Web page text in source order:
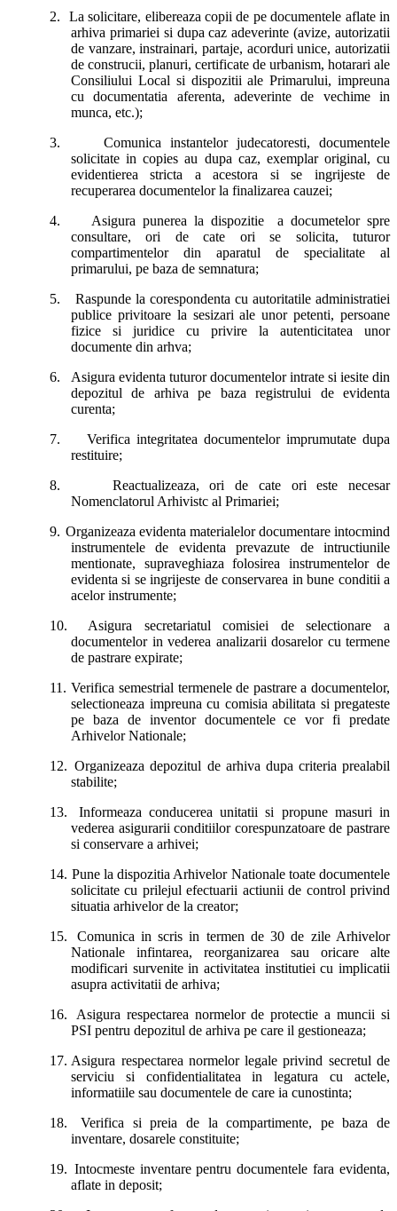
2.
La solicitare, elibereaza copii de pe documentele aflate in
arhiva primariei si dupa caz adeverinte (avize, autorizatii
de vanzare, instrainari, partaje, acorduri unice, autorizatii
de construcii, planuri, certificate de urbanism, hotarari ale
Consiliului Local si dispozitii ale Primarului, impreuna
cu documentatia aferenta, adeverinte de vechime in
munca, etc.);
3.
Comunica instantelor judecatoresti, documentele
solicitate in copies au dupa caz, exemplar original, cu
evidentierea stricta a acestora si se ingrijeste de
recuperarea documentelor la finalizarea cauzei;
4.
Asigura punerea la dispozitie
a documetelor spre
consultare, ori de cate ori se solicita, tuturor
compartimentelor din aparatul de specialitate al
primarului, pe baza de semnatura;
5.
Raspunde la corespondenta cu autoritatile administratiei
publice privitoare la sesizari ale unor petenti, persoane
fizice si juridice cu privire la autenticitatea unor
documente din arhva;
6.
Asigura evidenta tuturor documentelor intrate si iesite din
depozitul de arhiva pe baza registrului de evidenta
curenta;
7.
Verifica integritatea documentelor imprumutate dupa
restituire;
8.
Reactualizeaza, ori de cate ori este necesar
Nomenclatorul Arhivistc al Primariei;
9. Organizeaza evidenta materialelor documentare intocmind
instrumentele de evidenta prevazute de intructiunile
mentionate, supraveghiaza folosirea instrumentelor de
evidenta si se ingrijeste de conservarea in bune conditii a
acelor instrumente;
10.
Asigura secretariatul comisiei de selectionare a
documentelor in vederea analizarii dosarelor cu termene
de pastrare expirate;
11. Verifica semestrial termenele de pastrare a documentelor,
selectioneaza impreuna cu comisia abilitata si pregateste
pe baza de inventor documentele ce vor fi predate
Arhivelor Nationale;
12. Organizeaza depozitul de arhiva dupa criteria prealabil
stabilite;
13.
Informeaza conducerea unitatii si propune masuri in
vederea asigurarii conditiilor corespunzatoare de pastrare
si conservare a arhivei;
14. Pune la dispozitia Arhivelor Nationale toate documentele
solicitate cu prilejul efectuarii actiunii de control privind
situatia arhivelor de la creator;
15.
Comunica in scris in termen de 30 de zile Arhivelor
Nationale infintarea, reorganizarea sau oricare alte
modificari survenite in activitatea institutiei cu implicatii
asupra activitatii de arhiva;
16.
Asigura respectarea normelor de protectie a muncii si
PSI pentru depozitul de arhiva pe care il gestioneaza;
17. Asigura respectarea normelor legale privind secretul de
serviciu si confidentialitatea in legatura cu actele,
informatiile sau documentele de care ia cunostinta;
18.
Verifica si preia de la compartimente, pe baza de
inventare, dosarele constituite;
19. Intocmeste inventare pentru documentele fara evidenta,
aflate in deposit;